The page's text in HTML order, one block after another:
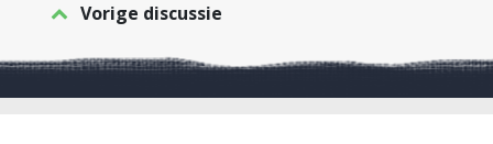
Vorige discussie